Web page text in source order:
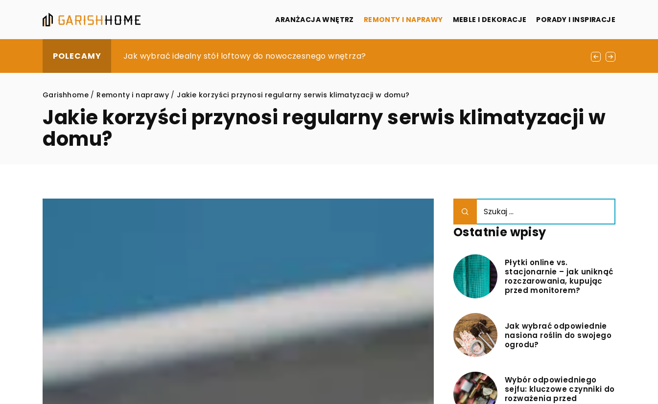
ARANŻACJA WNĘTRZ REMONTY I NAPRAWY MEBLE I DEKORACJE PORADY I INSPIRACJE
POLECAMY Sztuka łączenia funkcjonalności z designem: Jak nowoczesne kratki wentylacyjne wpływają na estetykę wnętrz
Jak wybrać idealny stół loftowy do nowoczesnego wnętrza?
Jak nowoczesne technologie wpływają na komfort życia w funkcjonalnych mieszkaniach?
Garishhome / Remonty i naprawy / Jakie korzyści przynosi regularny serwis klimatyzacji w domu?
Jakie korzyści przynosi regularny serwis klimatyzacji w
domu?
Ostatnie wpisy
Płytki online vs.
stacjonarnie – jak uniknąć
rozczarowania, kupując
przed monitorem?
Jak wybrać odpowiednie
nasiona roślin do swojego
ogrodu?
Wybór odpowiedniego
sejfu: kluczowe czynniki do
rozważenia przed